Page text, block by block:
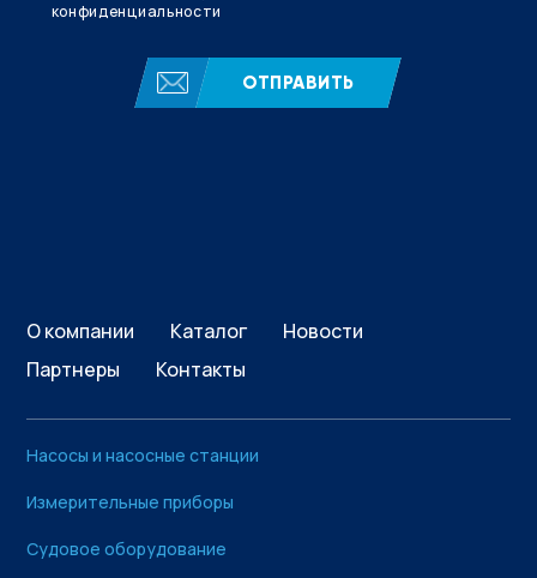
конфиденциальности
ОТПРАВИТЬ
О компании Каталог
Новости
Партнеры
Контакты
Насосы и насосные станции
Измерительные приборы
Судовое оборудование